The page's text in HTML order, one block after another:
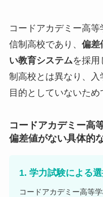
コードアカデミー高
信制高校であり、 偏差
い教育システムを採用
制高校とは異なり、
目的としていないため
コードアカデミー高
偏差値がない具体的
1. 学力試験による
コードアカデミー高等